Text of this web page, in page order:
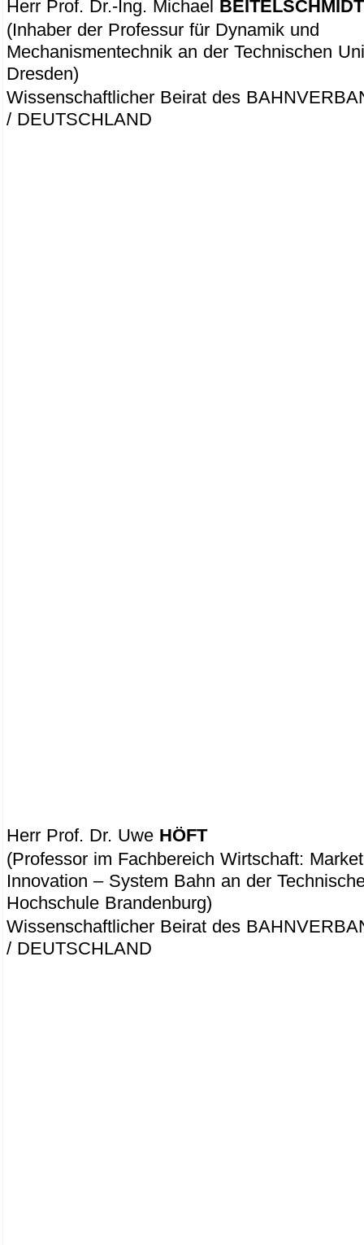
Herr Prof. Dr.-Ing. Michael
BEITELSCHMIDT
(Inhaber der Professur für Dynamik und
Mechanismentechnik an der Technischen
Dresden)
Wissenschaftlicher Beirat des
/ DEUTSCHLAND
Herr Prof. Dr. Uwe HÖFT
(Professor im Fachbereich Wirtschaft:
Innovation – System Bahn an der
Hochschule Brandenburg)
Wissenschaftlicher Beirat des
/ DEUTSCHLAND